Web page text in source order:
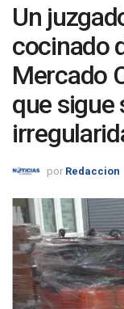
Un
cocinado
Mercado
que sigue
por Redaccion